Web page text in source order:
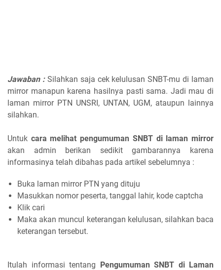
Jawaban :Silahkan saja cek kelulusan SNBT-mu di laman
mirror manapun karena hasilnya pasti sama. Jadi mau di
laman mirror PTN UNSRI, UNTAN, UGM, ataupun lainnya
silahkan.
Untuk cara melihat pengumuman SNBT di laman mirror
akan admin berikan sedikit gambarannya karena
informasinya telah dibahas pada artikel sebelumnya :
Buka laman mirror PTN yang dituju
Masukkan nomor peserta, tanggal lahir, kode captcha
Klik cari
Maka akan muncul keterangan kelulusan, silahkan baca
keterangan tersebut.
Itulah informasi tentang Pengumuman SNBT di Laman